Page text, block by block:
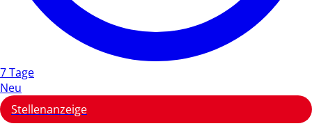
7 Tage
Neu
Stellenanzeige